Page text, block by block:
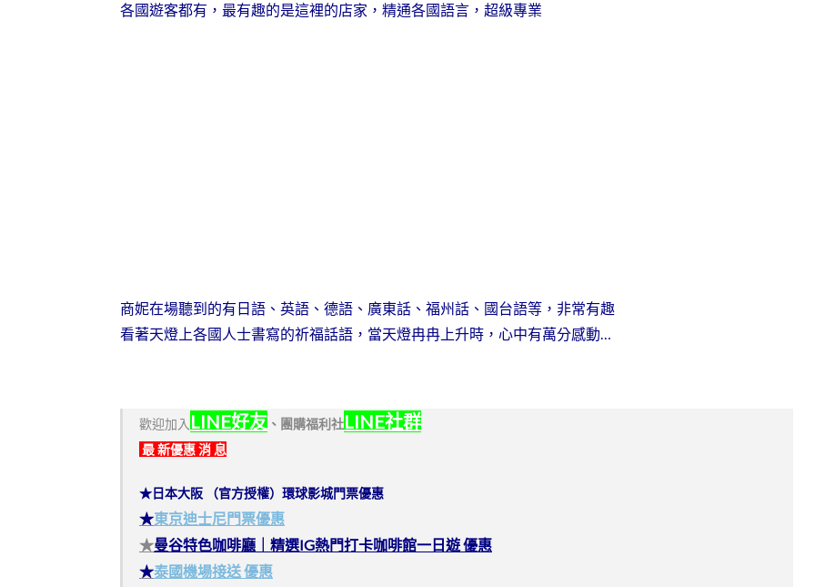
各國遊客都有，最有趣的是這裡的店家，精通各國語言，超級專業
商妮在場聽到的有日語、英語、德語、廣東話、福州話、國台語等，非常有趣
看著天燈上各國人士書寫的祈福話語，當天燈冉冉上升時，心中有萬分感動…
歡迎加入 LINE好友 、 團購福利社LINE社群
最 新優惠 消 息
★日本大阪 （官方授權）環球影城門票優惠
★東京迪士尼門票優惠
★曼谷特色咖啡廳｜精選IG熱門打卡咖啡館一日遊 優惠
★泰國機場接送 優惠